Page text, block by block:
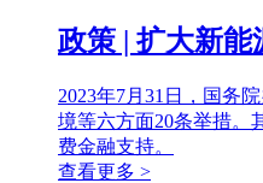
政策 | 扩大新
2023年7月31日，国务
境等六方面20条举措。
费金融支持。
查看更多 >